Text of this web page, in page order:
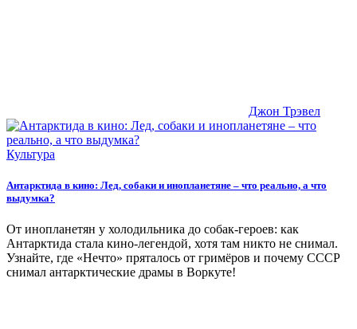
Джон Трэвел
Культура
Антарктида в кино: Лед, собаки и инопланетяне – что реально, а что
выдумка?
От инопланетян у холодильника до собак-героев: как
Антарктида стала кино-легендой, хотя там никто не снимал.
Узнайте, где «Нечто» пряталось от гримёров и почему СССР
снимал антарктические драмы в Воркуте!